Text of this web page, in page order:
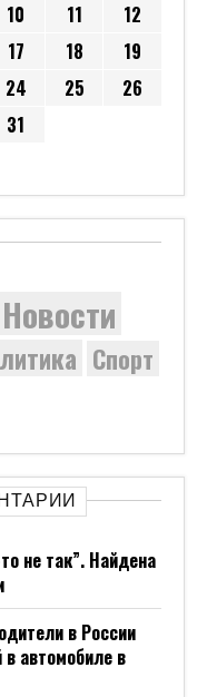
10 11
12
17 18
19
24 25
26
31
Новости
Спорт
не так”. Найдена
в России
автомобиле в